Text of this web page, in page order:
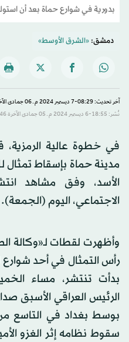
بدورية في شوارع حماة بعد أن
دمشق:«الشرق الأوسط»
آخر تحديث: 08:29-7 ديسمبر 2024 م ـ 06 جمادى الآخرة 1446 هـ
نُشر: 18:55-6 ديسمبر 2024 م ـ 05 جمادى الآخرة 1446 هـ
في خطوة عالية
مدينة حماة بإسقاط
الأسد، وفق مشاهد
الاجتماعي، اليوم (الجمعة).
وأظهرت لقطات لـ«وكالة
رأس التمثال في أحد شوارع
بدأت تنتشر، مساء
الرئيس العراقي الأسبق
سقوط نظامه إثر الغزو